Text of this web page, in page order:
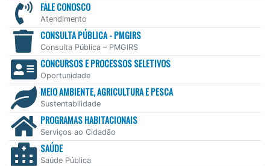
FALE CONOSCO
Atendimento
CONSULTA PÚBLICA - PMGIRS
Consulta Pública – PMGIRS
CONCURSOS E PROCESSOS SELETIVOS
Oportunidade
MEIO AMBIENTE, AGRICULTURA E PESCA
Sustentabilidade
PROGRAMAS HABITACIONAIS
Serviços ao Cidadão
SAÚDE
Saúde Pública